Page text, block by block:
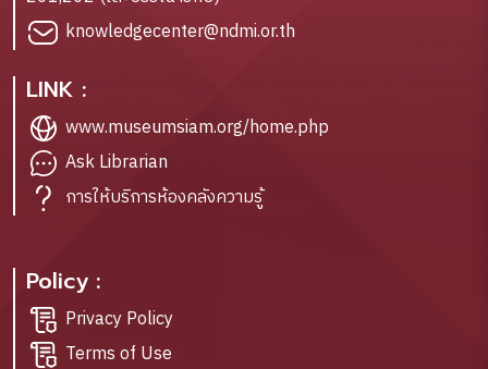
knowledgecenter@ndmi.or.th
LINK :
www.museumsiam.org/home.php
Ask Librarian
การให้บริการห้องคลังความรู้
Policy :
Privacy Policy
Terms of Use